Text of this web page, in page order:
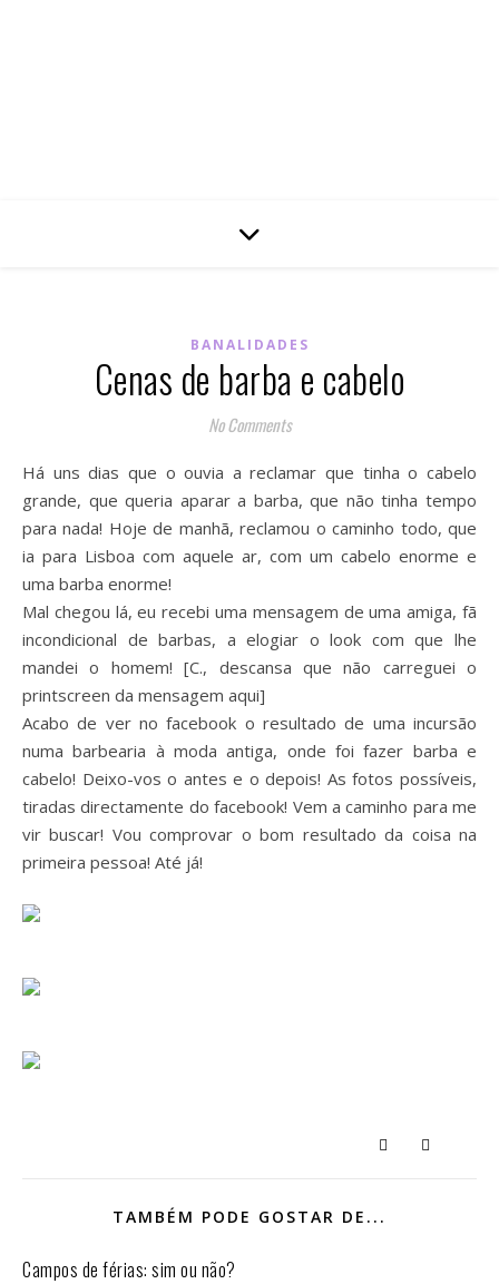
BANALIDADES
Cenas de barba e cabelo
No Comments
Há uns dias que o ouvia a reclamar que tinha o cabelo
grande, que queria aparar a barba, que não tinha tempo
para nada! Hoje de manhã, reclamou o caminho todo, que
ia para Lisboa com aquele ar, com um cabelo enorme e
uma barba enorme!
Mal chegou lá, eu recebi uma mensagem de uma amiga, fã
incondicional de barbas, a elogiar o look com que lhe
mandei o homem! [C., descansa que não carreguei o
printscreen da mensagem aqui]
Acabo de ver no facebook o resultado de uma incursão
numa barbearia à moda antiga, onde foi fazer barba e
cabelo! Deixo-vos o antes e o depois! As fotos possíveis,
tiradas directamente do facebook! Vem a caminho para me
vir buscar! Vou comprovar o bom resultado da coisa na
primeira pessoa! Até já!
TAMBÉM PODE GOSTAR DE...
Campos de férias: sim ou não?